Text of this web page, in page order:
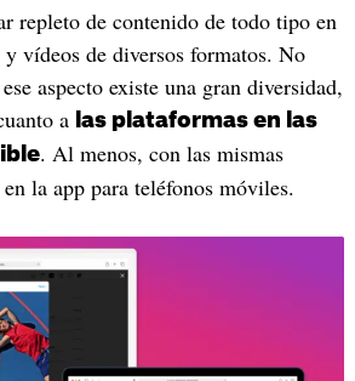
repleto de contenido de todo tipo en
vídeos de diversos formatos. No
aspecto existe una gran diversidad,
a las plataformas en las
. Al menos, con las mismas
la app para teléfonos móviles.